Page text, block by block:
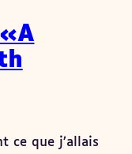
ce que j’allais